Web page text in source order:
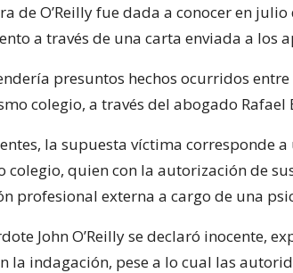
de O’Reilly fue dada a conocer en
a través de una carta enviada a los
presuntos hechos ocurridos entre
colegio, a través del abogado Rafael
la supuesta víctima corresponde
colegio, quien con la autorización de
profesional externa a cargo de una
John O’Reilly se declaró inocente,
la indagación, pese a lo cual las